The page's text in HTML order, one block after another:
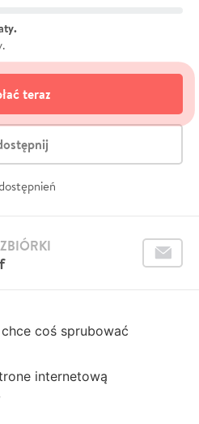
teraz
coś sprubować
internetową